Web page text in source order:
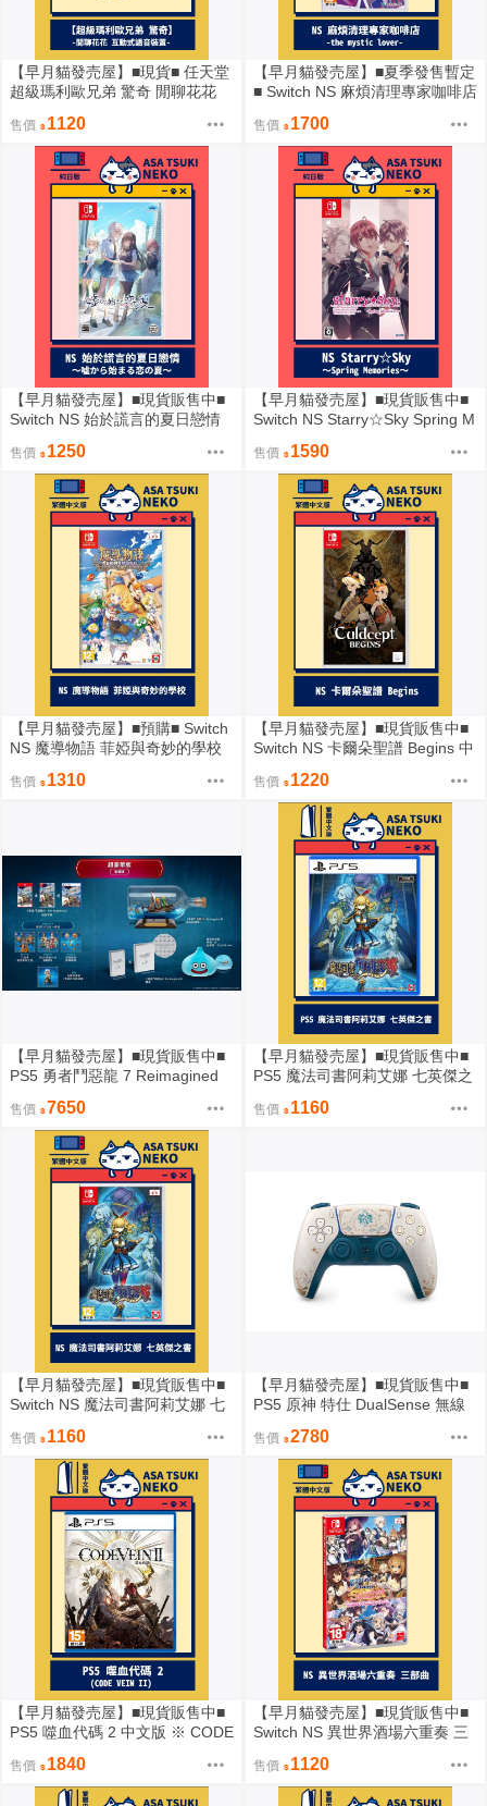
【早月貓發売屋】■現貨■ 任天堂
超級瑪利歐兄弟 驚奇 閒聊花花
售價 1120
【早月貓發売屋】■夏季發售暫定
■ Switch NS 麻煩清理專家咖啡店
售價 1700
【早月貓發売屋】■現貨販售中■
Switch NS 始於謊言的夏日戀情
恋の夏
售價 1250
【早月貓發売屋】■現貨販售中■
Switch NS Starry☆Sky Spring M
售價 1590
【早月貓發売屋】■預購■ Switch
NS 魔導物語 菲婭與奇妙的學校
售價 1310
【早月貓發売屋】■現貨販售中■
Switch NS 卡爾朵聖譜 Begins 中
售價 1220
【早月貓發売屋】■現貨販售中■
PS5 勇者鬥惡龍 7 Reimagined
售價 7650
【早月貓發売屋】■現貨販售中■
PS5 魔法司書阿莉艾娜 七英傑之
售價 1160
【早月貓發売屋】■現貨販售中■
Switch NS 魔法司書阿莉艾娜 七
售價 1160
【早月貓發売屋】■現貨販售中■
PS5 原神 特仕 DualSense 無線
司貨
售價 2780
【早月貓發売屋】■現貨販售中■
PS5 噬血代碼 2 中文版 ※ CODE
售價 1840
【早月貓發売屋】■現貨販售中■
Switch NS 異世界酒場六重奏 三
售價 1120